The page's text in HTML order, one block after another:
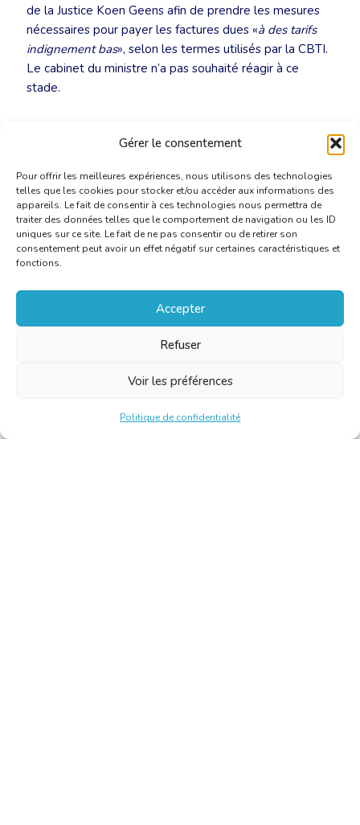
Gérer le consentement
Pour offrir les meilleures expériences, nous utilisons des technologies
telles que les cookies pour stocker et/ou accéder aux informations des
appareils. Le fait de consentir à ces technologies nous permettra de
traiter des données telles que le comportement de navigation ou les ID
uniques sur ce site. Le fait de ne pas consentir ou de retirer son
consentement peut avoir un effet négatif sur certaines caractéristiques et
fonctions.
Accepter
Refuser
Voir les préférences
Politique de confidentialité
de la Justice Koen Geens afin de prendre les mesures
nécessaires pour payer les factures dues «à des tarifs
indignement bas», selon les termes utilisés par la CBTI.
Le cabinet du ministre n’a pas souhaité réagir à ce
stade.